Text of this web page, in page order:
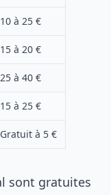
10 à 25 €
15 à 20 €
25 à 40 €
15 à 25 €
Gratuit à 5 €
sont gratuites